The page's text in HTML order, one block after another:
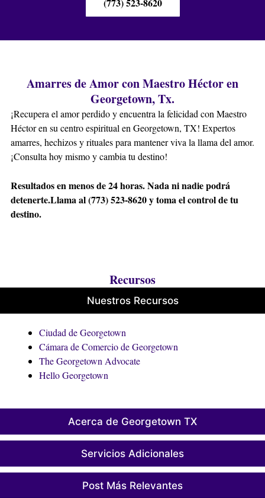
Amarres de Amor con Maestro Héctor en
Georgetown, Tx.
¡Recupera el amor perdido y encuentra la felicidad con Maestro
Héctor en su centro espiritual en Georgetown, TX! Expertos
amarres, hechizos y rituales para mantener viva la llama del amor.
¡Consulta hoy mismo y cambia tu destino!
Resultados en menos de 24 horas. Nada ni nadie podrá
detenerte.Llama al (773) 523-8620 y toma el control de tu
destino.
Recursos
Nuestros Recursos
Acerca de Georgetown TX
Servicios Adicionales
Post Más Relevantes
Ciudad de Georgetown
Cámara de Comercio de Georgetown
The Georgetown Advocate
Hello Georgetown